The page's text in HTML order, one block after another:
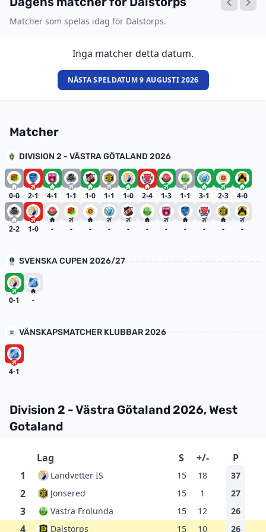
Matcher som spelas idag för Dalstorps.
Inga matcher detta datum.
NÄSTA SPELDATUM 9 AUGUSTI 2026
Matcher
DIVISION 2 - VÄSTRA GÖTALAND 2026
0-0 2-1 4-1 1-1 1-0 1-1 1-0 2-4 1-3 1-1 3-1 2-3 4-0
2-2 1-0 - - - - - - - - - - -
SVENSKA CUPEN 2026/27
0-1 -
VÄNSKAPSMATCHER KLUBBAR 2026
4-1
Division 2 - Västra Götaland 2026, West
Gotaland
Lag S +/-
P
1
Landvetter IS 15 18 37
2 Jonsered 15 1 27
3 Västra Frölunda 15 12 26
4 Dalstorps 15 10 26